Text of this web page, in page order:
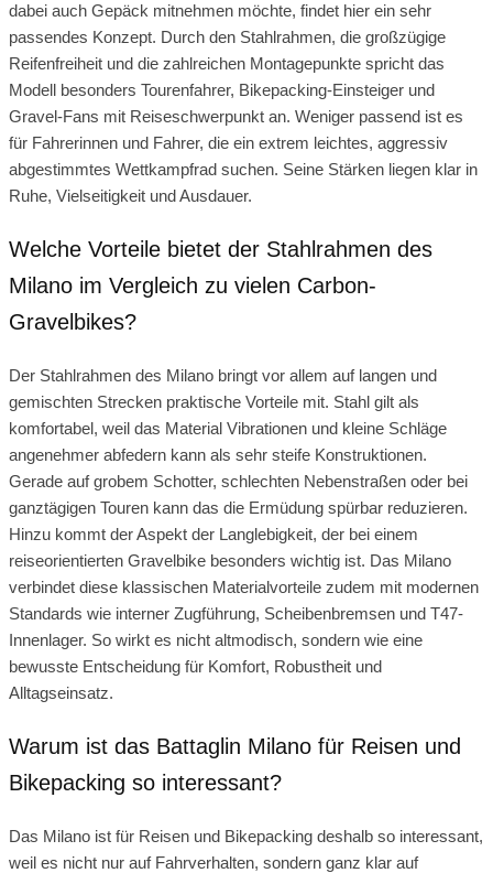
dabei auch Gepäck mitnehmen möchte, findet hier ein sehr
passendes Konzept. Durch den Stahlrahmen, die großzügige
Reifenfreiheit und die zahlreichen Montagepunkte spricht das
Modell besonders Tourenfahrer, Bikepacking-Einsteiger und
Gravel-Fans mit Reiseschwerpunkt an. Weniger passend ist es
für Fahrerinnen und Fahrer, die ein extrem leichtes, aggressiv
abgestimmtes Wettkampfrad suchen. Seine Stärken liegen klar in
Ruhe, Vielseitigkeit und Ausdauer.
Welche Vorteile bietet der Stahlrahmen des
Milano im Vergleich zu vielen Carbon-
Gravelbikes?
Der Stahlrahmen des Milano bringt vor allem auf langen und
gemischten Strecken praktische Vorteile mit. Stahl gilt als
komfortabel, weil das Material Vibrationen und kleine Schläge
angenehmer abfedern kann als sehr steife Konstruktionen.
Gerade auf grobem Schotter, schlechten Nebenstraßen oder bei
ganztägigen Touren kann das die Ermüdung spürbar reduzieren.
Hinzu kommt der Aspekt der Langlebigkeit, der bei einem
reiseorientierten Gravelbike besonders wichtig ist. Das Milano
verbindet diese klassischen Materialvorteile zudem mit modernen
Standards wie interner Zugführung, Scheibenbremsen und T47-
Innenlager. So wirkt es nicht altmodisch, sondern wie eine
bewusste Entscheidung für Komfort, Robustheit und
Alltagseinsatz.
Warum ist das Battaglin Milano für Reisen und
Bikepacking so interessant?
Das Milano ist für Reisen und Bikepacking deshalb so interessant,
weil es nicht nur auf Fahrverhalten, sondern ganz klar auf